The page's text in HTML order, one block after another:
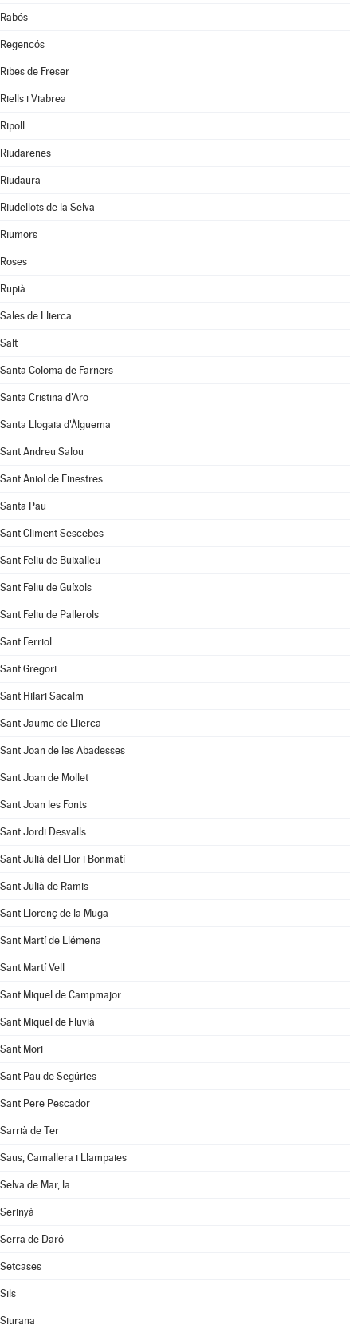
Rabós
Regencós
Ribes de Freser
Riells i Viabrea
Ripoll
Riudarenes
Riudaura
Riudellots de la Selva
Riumors
Roses
Rupià
Sales de Llierca
Salt
Santa Coloma de Farners
Santa Cristina d'Aro
Santa Llogaia d'Àlguema
Sant Andreu Salou
Sant Aniol de Finestres
Santa Pau
Sant Climent Sescebes
Sant Feliu de Buixalleu
Sant Feliu de Guíxols
Sant Feliu de Pallerols
Sant Ferriol
Sant Gregori
Sant Hilari Sacalm
Sant Jaume de Llierca
Sant Joan de les Abadesses
Sant Joan de Mollet
Sant Joan les Fonts
Sant Jordi Desvalls
Sant Julià del Llor i Bonmatí
Sant Julià de Ramis
Sant Llorenç de la Muga
Sant Martí de Llémena
Sant Martí Vell
Sant Miquel de Campmajor
Sant Miquel de Fluvià
Sant Mori
Sant Pau de Segúries
Sant Pere Pescador
Sarrià de Ter
Saus, Camallera i Llampaies
Selva de Mar, la
Serinyà
Serra de Daró
Setcases
Sils
Siurana